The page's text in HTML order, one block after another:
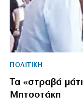
ΠΟΛΙΤΙΚΗ
Τα «στραβά
Μητσοτάκη